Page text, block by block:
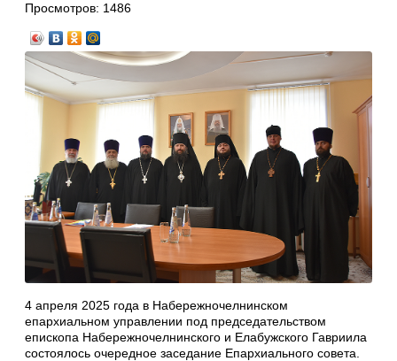
Просмотров: 1486
4 апреля 2025 года в Набережночелнинском
епархиальном управлении под председательством
епископа Набережночелнинского и Елабужского Гавриила
состоялось очередное заседание Епархиального совета.